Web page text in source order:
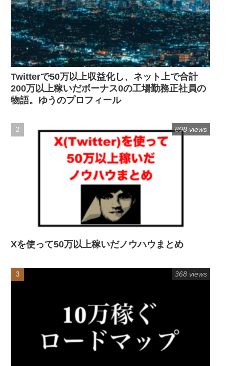
Twitterで50万以上収益化し、ネット上で合計
200万以上稼いだボーナス0の工場勤務正社員の
物語。ゆうのプロフィール
Xを使って50万以上稼いだノウハウまとめ
898 views
368 views